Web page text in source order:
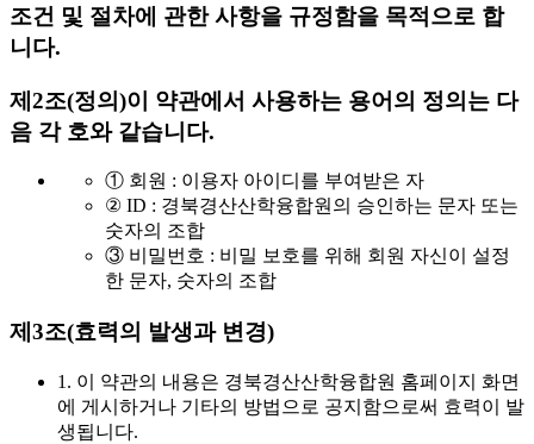
조건 및 절차에 관한 사항을 규정함을 목적으로 합
니다.
제2조(정의)이 약관에서 사용하는 용어의 정의는 다
음 각 호와 같습니다.
① 회원 : 이용자 아이디를 부여받은 자
② ID : 경북경산산학융합원의 승인하는 문자 또는
숫자의 조합
③ 비밀번호 : 비밀 보호를 위해 회원 자신이 설정
한 문자, 숫자의 조합
제3조(효력의 발생과 변경)
1. 이 약관의 내용은 경북경산산학융합원 홈페이지 화면
에 게시하거나 기타의 방법으로 공지함으로써 효력이 발
생됩니다.